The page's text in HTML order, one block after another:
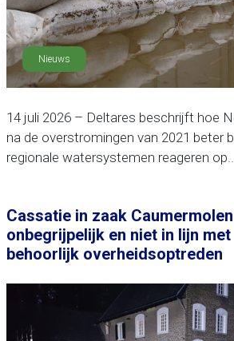
Nieuws
14 juli 2026 – Deltares beschrijft hoe
na de overstromingen van 2021 beter
regionale watersystemen reageren
Cassatie in zaak
onbegrijpelijk en niet in lijn met
behoorlijk overheidsoptreden